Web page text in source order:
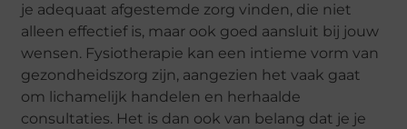
je adequaat afgestemde zorg vinden, die niet
alleen effectief is, maar ook goed aansluit bij jouw
wensen. Fysiotherapie kan een intieme vorm van
gezondheidszorg zijn, aangezien het vaak gaat
om lichamelijk handelen en herhaalde
consultaties. Het is dan ook van belang dat je je